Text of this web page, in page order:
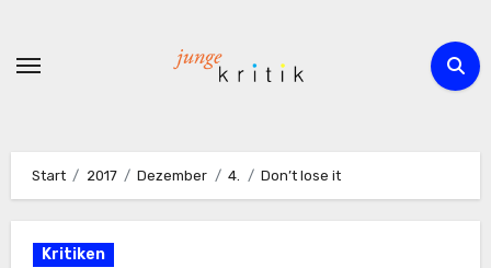
springen
Start 2017 Dezember 4. Don’t lose it
Kritiken